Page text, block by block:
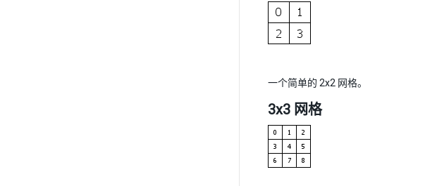
一个简单的 2x2 网格。
3x3 网格